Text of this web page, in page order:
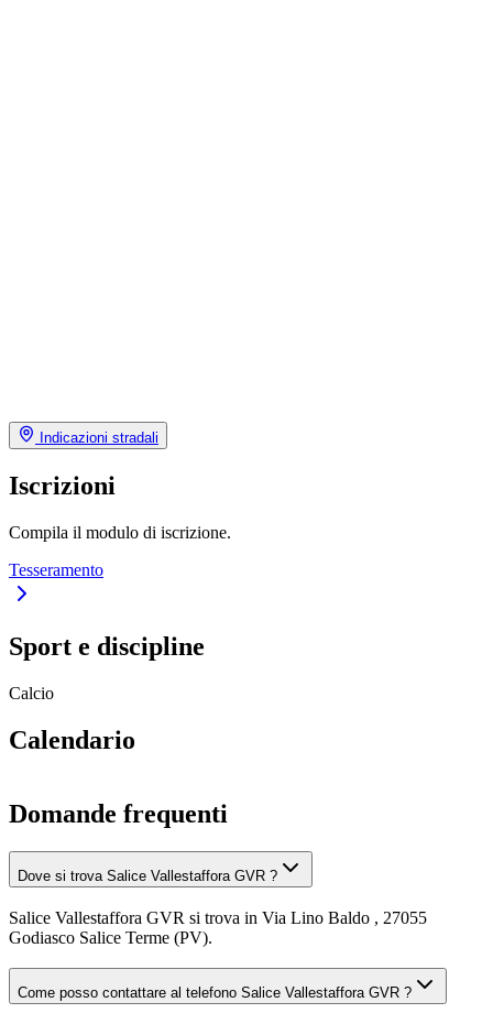
Indicazioni stradali
Iscrizioni
Compila il modulo di iscrizione.
Tesseramento
Sport e discipline
Calcio
Calendario
Domande frequenti
Dove si trova Salice Vallestaffora GVR ?
Salice Vallestaffora GVR si trova in Via Lino Baldo , 27055
Godiasco Salice Terme (PV).
Come posso contattare al telefono Salice Vallestaffora GVR ?